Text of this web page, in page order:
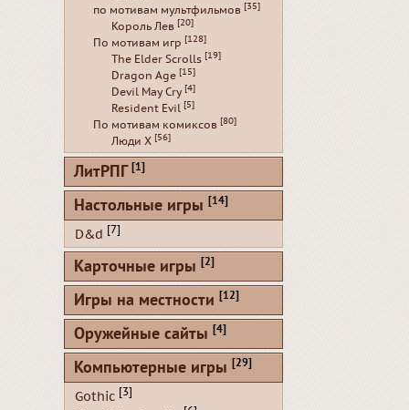
по мотивам мультфильмов [35]
Король Лев [20]
По мотивам игр [128]
The Elder Scrolls [19]
Dragon Age [15]
Devil May Cry [4]
Resident Evil [5]
По мотивам комиксов [80]
Люди Х [56]
ЛитРПГ [1]
Настольные игры [14]
D&d [7]
Карточные игры [2]
Игры на местности [12]
Оружейные сайты [4]
Компьютерные игры [29]
Gothic [3]